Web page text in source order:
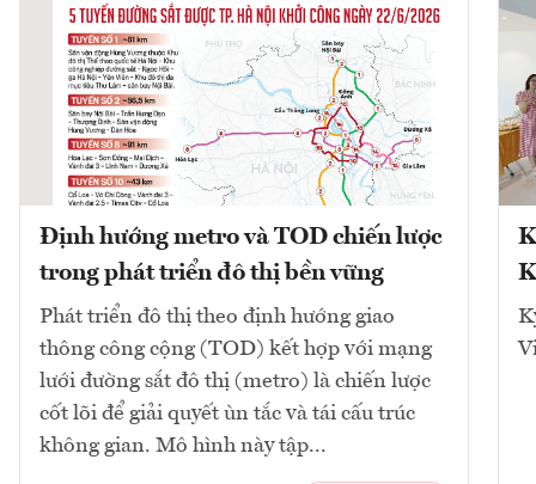
Định hướng metro và TOD chiến lược
trong phát triển đô thị bền vững
Phát triển đô thị theo định hướng giao
thông công cộng (TOD) kết hợp với mạng
lưới đường sắt đô thị (metro) là chiến lược
cốt lõi để giải quyết ùn tắc và tái cấu trúc
không gian. Mô hình này tập...